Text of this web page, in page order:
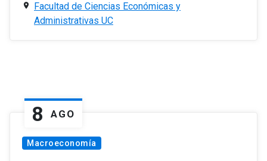
Facultad de Ciencias Económicas y
Administrativas UC
8 AGO
Macroeconomía